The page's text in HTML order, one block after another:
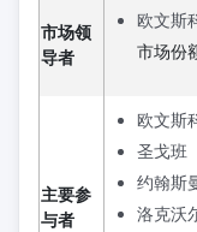
市场领
导者
欧文斯
市场份
主要参
与者
欧文斯
圣戈班
约翰斯
洛克沃